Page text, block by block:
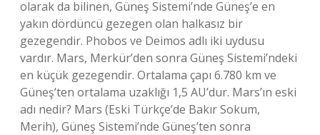
olarak da bilinen, Güneş Sistemi’nde Güneş’e en
yakın dördüncü gezegen olan halkasız bir
gezegendir. Phobos ve Deimos adlı iki uydusu
vardır. Mars, Merkür’den sonra Güneş Sistemi’ndeki
en küçük gezegendir. Ortalama çapı 6.780 km ve
Güneş’ten ortalama uzaklığı 1,5 AU’dur. Mars’ın eski
adı nedir? Mars (Eski Türkçe’de Bakır Sokum,
Merih), Güneş Sistemi’nde Güneş’ten sonra